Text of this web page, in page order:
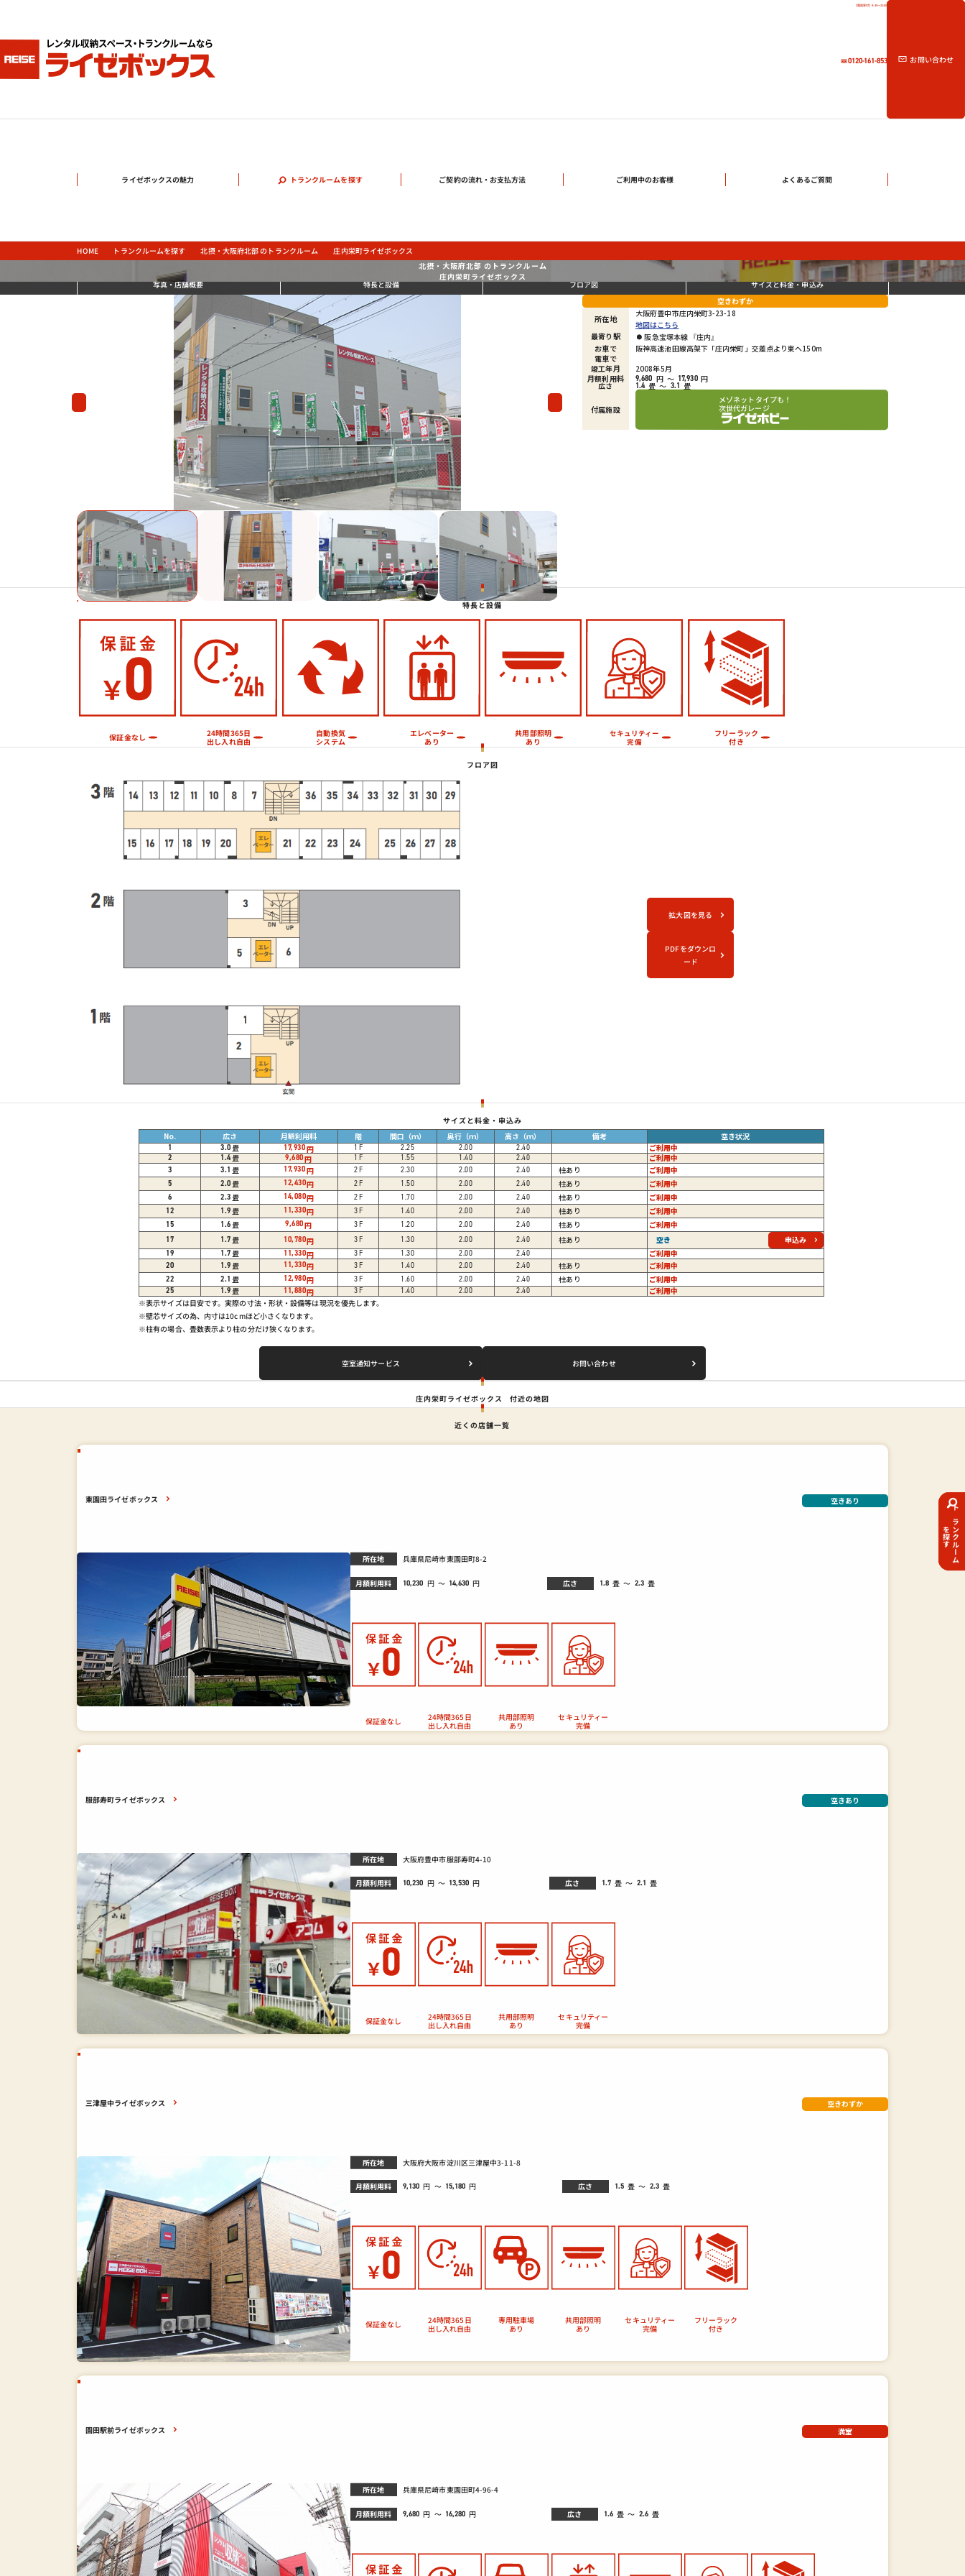
【電話受付】9:30～21:00
0120-161-853 お問い合わせ
ライゼボックスの魅力 トランクルームを探す ご契約の流れ・お支払方法 ご利用中のお客様 よくあるご質問
HOME トランクルームを探す 北摂・大阪府北部 のトランクルーム 庄内栄町ライゼボックス
北摂・大阪府北部 のトランクルーム
庄内栄町ライゼボックス
写真・店舗概要 特長と設備 フロア図 サイズと料金・申込み
Previous Next
空きわずか
所在地
大阪府豊中市庄内栄町3-23-18
地図はこちら
最寄り駅 阪急宝塚本線 『庄内』
お車で
阪神高速池田線高架下「庄内栄町」交差点より東へ150m
電車で
竣工年月
2008年5月
月額利用料
9,680 円 ～ 17,930 円
広さ 1.4 畳 ～ 3.1 畳
付属施設
メゾネットタイプも！
次世代ガレージ
特長と設備
保証金なし 24時間365日
出し入れ自由
自動換気
システム
エレベーター
あり
共用部照明
あり
セキュリティー
完備
フリーラック
付き
フロア図
拡大図を見る
PDFをダウンロ
ード
サイズと料金・申込み
No. 広さ 月額利用料 階 間口（ｍ） 奥行（ｍ） 高さ（ｍ） 備考 空き状況
1 3.0 畳 17,930円 1 F 2.25 2.00 2.40 ご利用中
2 1.4畳 9,680円 1 F 1.55 1.40 2.40 ご利用中
3 3.1 畳 17,930円 2F 2.30 2.00 2.40 柱あり ご利用中
5 2.0 畳 12,430円 2F 1.50 2.00 2.40 柱あり ご利用中
6 2.3 畳 14,080円 2F 1.70 2.00 2.40 柱あり ご利用中
12 1.9 畳 11,330円 3F 1.40 2.00 2.40 柱あり ご利用中
15 1.6 畳 9,680円 3F 1.20 2.00 2.40 柱あり ご利用中
17 1.7 畳 10,780円 3F 1.30 2.00 2.40 柱あり 空き 申込み
19 1.7 畳 11,330円 3F 1.30 2.00 2.40 ご利用中
20 1.9 畳 11,330円 3F 1.40 2.00 2.40 柱あり ご利用中
22 2.1 畳 12,980円 3F 1.60 2.00 2.40 柱あり ご利用中
25 1.9 畳 11,880円 3F 1.40 2.00 2.40 ご利用中
※表示サイズは目安です。実際の寸法・形状・設備等は現況を優先します。
※壁芯サイズの為、内寸は10cmほど小さくなります。
※柱有の場合、畳数表示より柱の分だけ狭くなります。
空室通知サービス お問い合わせ
庄内栄町ライゼボックス 付近の地図
近くの店舗一覧
東園田ライゼボックス 空きあり
所在地 兵庫県尼崎市東園田町8-2
月額利用料 10,230 円 ～ 14,630 円 広さ 1.8 畳 ～ 2.3 畳
保証金なし 24時間365日
出し入れ自由
共用部照明
あり
セキュリティー
完備
服部寿町ライゼボックス 空きあり
所在地 大阪府豊中市服部寿町4-10
月額利用料 10,230 円 ～ 13,530 円 広さ 1.7 畳 ～ 2.1 畳
保証金なし 24時間365日
出し入れ自由
共用部照明
あり
セキュリティー
完備
三津屋中ライゼボックス 空きわずか
所在地 大阪府大阪市淀川区三津屋中3-11-8
月額利用料 9,130 円 ～ 15,180 円 広さ 1.5 畳 ～ 2.3 畳
保証金なし 24時間365日
出し入れ自由
専用駐車場
あり
共用部照明
あり
セキュリティー
完備
フリーラック
付き
園田駅前ライゼボックス 満室
所在地 兵庫県尼崎市東園田町4-96-4
月額利用料 9,680 円 ～ 16,280 円 広さ 1.6 畳 ～ 2.6 畳
トランクルーム
を探す